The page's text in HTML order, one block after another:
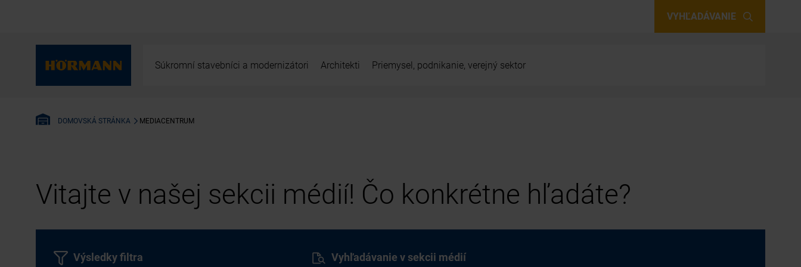
VYHĽADÁVANIE
Súkromní stavebníci a modernizátori Architekti Priemysel, podnikanie, verejný sektor
DOMOVSKÁ STRÁNKA MEDIACENTRUM
Vitajte v našej sekcii médií! Čo konkrétne hľadáte?
Vyhľadávanie v sekcii médií
Výsledky filtra